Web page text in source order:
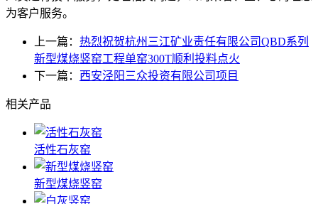
为客户服务。
上一篇： 热烈祝贺杭州三江矿业责任有限公司QBD系列
新型煤烧竖窑工程单窑300T顺利投料点火
下一篇： 西安泾阳三众投资有限公司项目
相关产品
活性石灰窑
新型煤烧竖窑